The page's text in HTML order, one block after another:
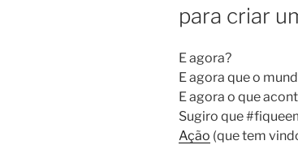
para criar
E agora?
E agora que o
E agora o que
Sugiro que
Ação (que tem